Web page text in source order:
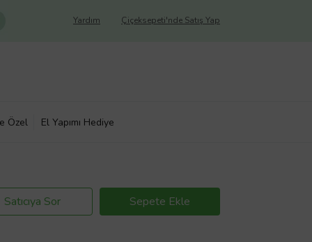
Çiçeksepeti'nde Satış Yap
Yardım
Özel El Yapımı Hediye
Satıcıya Sor Sepete Ekle